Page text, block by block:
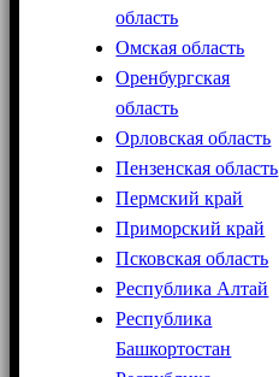
область
Омская область
Оренбургская
область
Орловская область
Пензенская область
Пермский край
Приморский край
Псковская область
Республика Алтай
Республика
Башкортостан